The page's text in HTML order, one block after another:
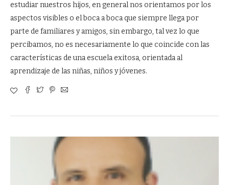
estudiar nuestros hijos, en general nos orientamos por los
aspectos visibles o el boca a boca que siempre llega por
parte de familiares y amigos, sin embargo, tal vez lo que
percibamos, no es necesariamente lo que coincide con las
características de una escuela exitosa, orientada al
aprendizaje de las niñas, niños y jóvenes.